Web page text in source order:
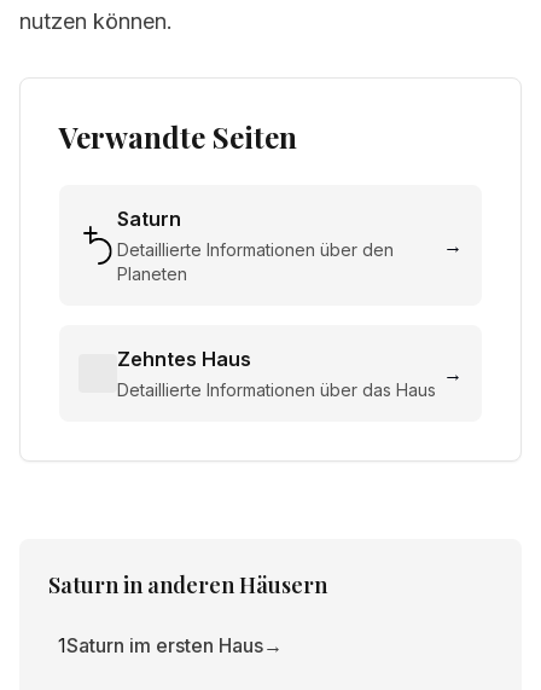
nutzen können.
Verwandte Seiten
Saturn
Detaillierte Informationen über den
Planeten
→
Zehntes Haus
Detaillierte Informationen über das Haus
→
Saturnin anderen Häusern
1Saturn im ersten Haus→